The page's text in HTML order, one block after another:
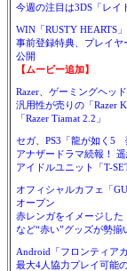
今週の注目は3DS「レイ
WIN「RUSTY HEARTS
事前登録特典、プレイ
公開
【ムービー追加】
Razer、ゲーミングヘッ
汎用性が売りの「Razer
「Razer Tiamat 2.2」
セガ、PS3「龍が如く5
アナザードラマ続報！
アイドルユニット「T-
オフィシャルカフェ「
オープン
赤レンガをイメージした
など“赤い”グッズが勢揃
Android「フロンティア
最大4人協力プレイ可能